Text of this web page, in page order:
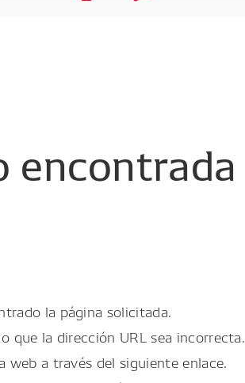
encontrada
la página solicitada.
que la dirección URL sea incorrecta.
web a través del siguiente enlace.